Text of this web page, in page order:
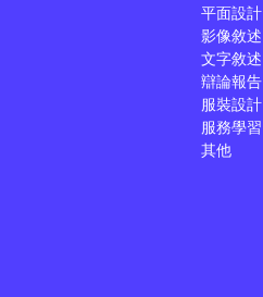
平面設計
影像敘述
文字敘述
辯論報告
服裝設計
服務學習
其他